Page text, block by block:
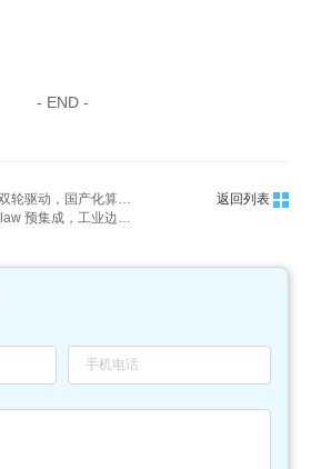
- END -
返回列表